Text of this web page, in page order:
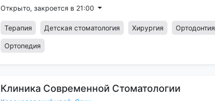
Открыто, закроется в 21:00
Терапия Детская стоматология Хирургия Ортодонтия
Ортопедия
Клиника Современной Стоматологии